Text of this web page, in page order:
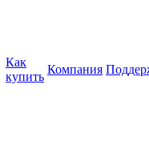
Как
купить
Компания